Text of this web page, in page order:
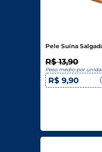
Padaria
Pele Suína
R$ 13,90
Peso médio por
R$ 9,90